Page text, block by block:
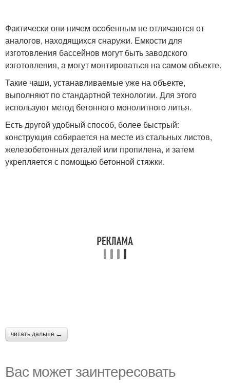
Фактически они ничем особенным не отличаются от
аналогов, находящихся снаружи. Емкости для
изготовления бассейнов могут быть заводского
изготовления, а могут монтироваться на самом объекте.
Такие чаши, устанавливаемые уже на объекте,
выполняют по стандартной технологии. Для этого
используют метод бетонного монолитного литья.
Есть другой удобный способ, более быстрый:
конструкция собирается на месте из стальных листов,
железобетонных деталей или пропилена, и затем
укрепляется с помощью бетонной стяжки.
читать дальше →
Вас может заинтересовать